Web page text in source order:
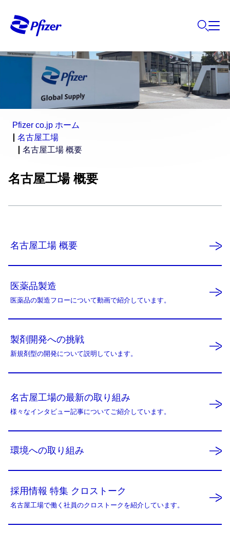
Pfizer co.jp ホーム
名古屋工場
名古屋工場 概要
名古屋工場 概要
名古屋工場 概要
医薬品製造
医薬品の製造フローについて動画で紹介しています。
製剤開発への挑戦
新規剤型の開発について説明しています。
名古屋工場の最新の取り組み
様々なインタビュー記事についてご紹介しています。
環境への取り組み
採用情報 特集 クロストーク
名古屋工場で働く社員のクロストークを紹介しています。